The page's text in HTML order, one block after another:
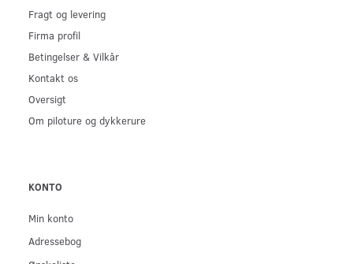
Fragt og levering
Firma profil
Betingelser & Vilkår
Kontakt os
Oversigt
Om piloture og dykkerure
KONTO
Min konto
Adressebog